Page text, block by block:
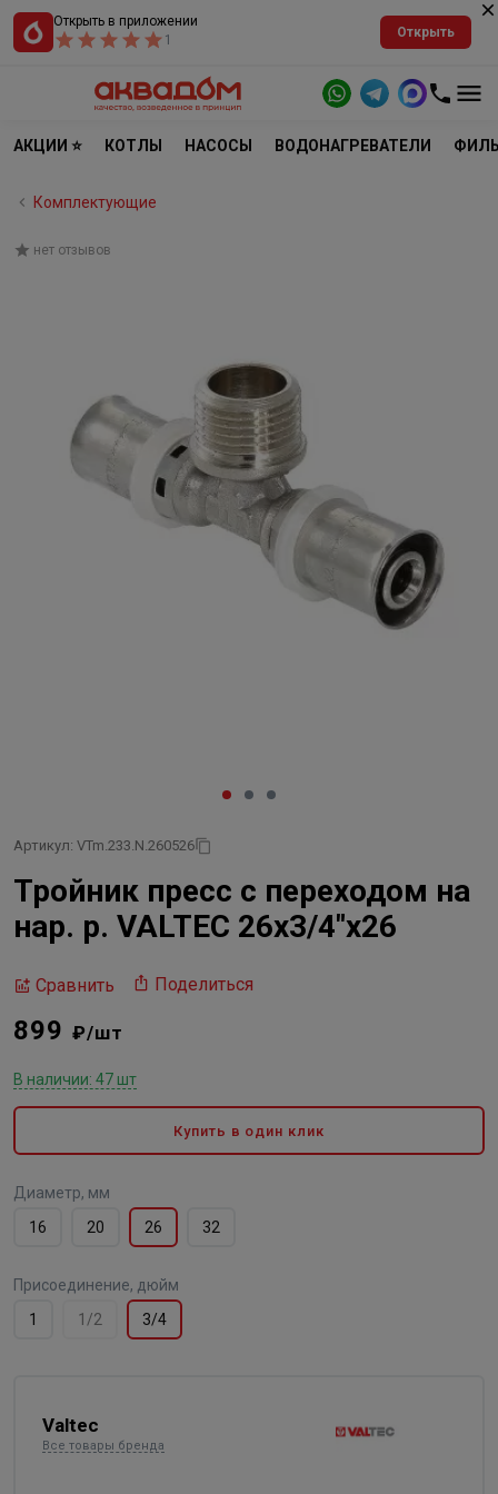
Открыть в приложении
1
Открыть
АКЦИИ ⭐ КОТЛЫ НАСОСЫ ВОДОНАГРЕВАТЕЛИ
Комплектующие
нет отзывов
Артикул: VTm.233.N.260526
Тройник пресс с переходом на
нар. р. VALTEC 26х3/4"х26
Сравнить Поделиться
899 ₽/шт
В наличии: 47 шт
Купить в один клик
Диаметр, мм
16
20 26 32
Присоединение, дюйм
1
1/2 3/4
Valtec
Все товары бренда